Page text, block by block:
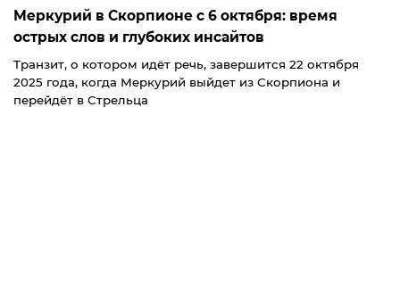
Меркурий в Скорпионе с 6 октября: время
острых слов и глубоких инсайтов
Транзит, о котором идёт речь, завершится 22 октября
2025 года, когда Меркурий выйдет из Скорпиона и
перейдёт в Стрельца